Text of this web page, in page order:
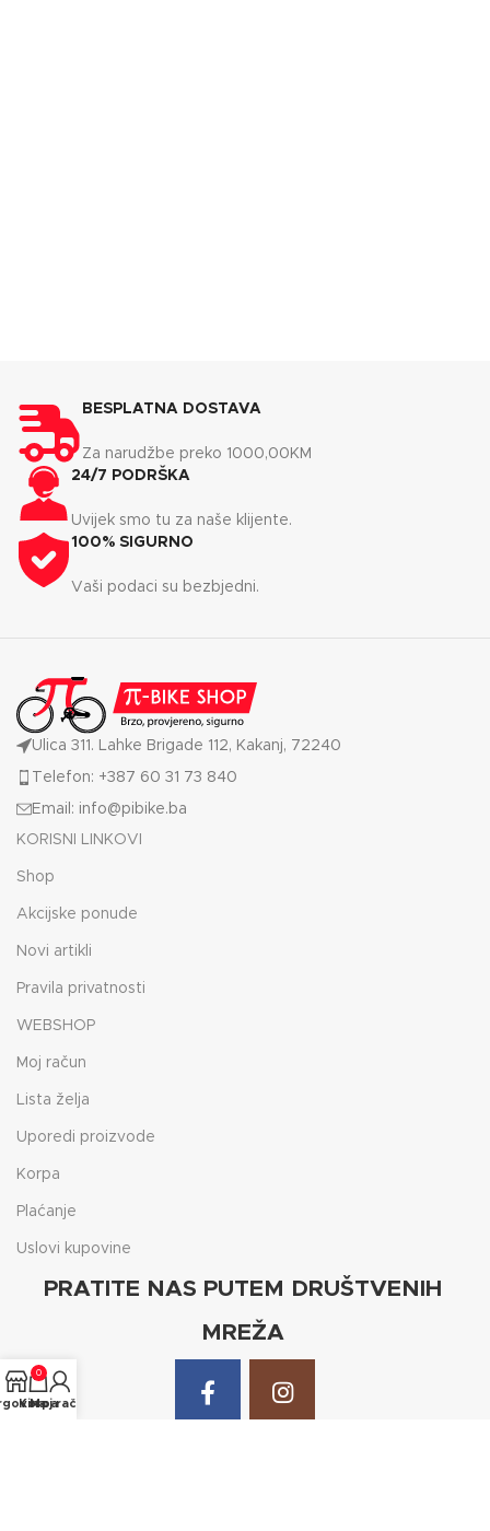
BESPLATNA DOSTAVA
Za narudžbe preko 1000,00KM
24/7 PODRŠKA
Uvijek smo tu za naše klijente.
100% SIGURNO
Vaši podaci su bezbjedni.
Ulica 311. Lahke Brigade 112, Kakanj, 72240
Telefon: +387 60 31 73 840
Email: info@pibike.ba
KORISNI LINKOVI
Shop
Akcijske ponude
Novi artikli
Pravila privatnosti
WEBSHOP
Moj račun
Lista želja
Uporedi proizvode
Korpa
Plaćanje
Uslovi kupovine
PRATITE NAS PUTEM DRUŠTVENIH
MREŽA
0
Korpa
Moj račun